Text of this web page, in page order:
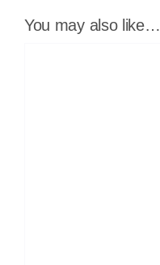
You may also like…